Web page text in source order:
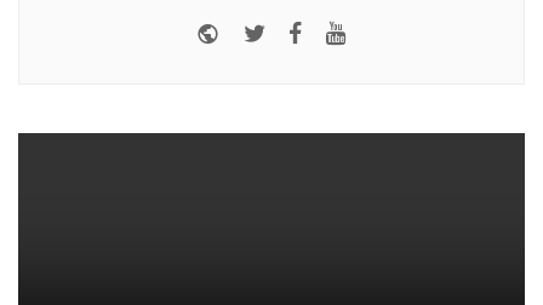
Website
TwitterFacebook